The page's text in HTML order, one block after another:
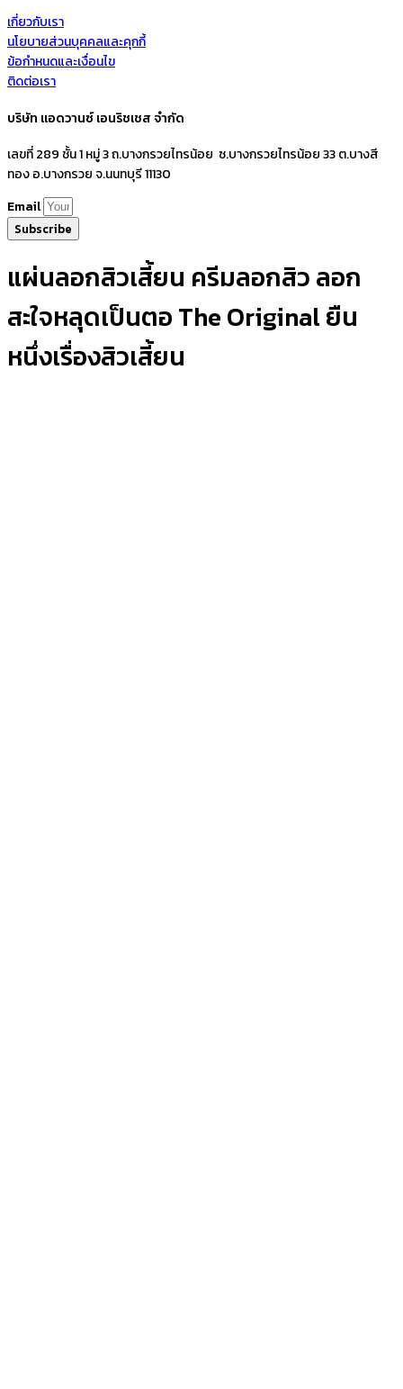
เกี่ยวกับเรา
นโยบายส่วนบุคคลและคุกกี้
ข้อกำหนดและเงื่อนไข
ติดต่อเรา
บริษัท แอดวานซ์ เอนริชเชส จำกัด
เลขที่ 289 ชั้น 1 หมู่ 3 ถ.บางกรวยไทรน้อย ซ.บางกรวยไทรน้อย 33 ต.บางสี
ทอง อ.บางกรวย จ.นนทบุรี 11130
Email
Subscribe
แผ่นลอกสิวเสี้ยน ครีมลอกสิว ลอก
สะใจหลุดเป็นตอ The Original ยืน
หนึ่งเรื่องสิวเสี้ยน